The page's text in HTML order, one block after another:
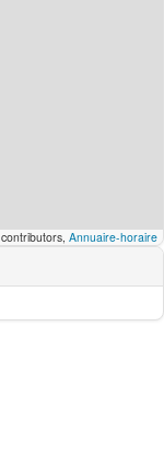
contributors, Annuaire-horaire